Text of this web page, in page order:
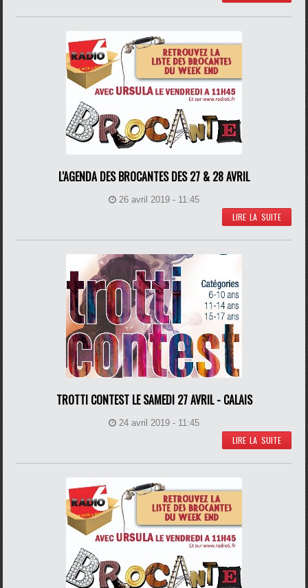
L'AGENDA DES BROCANTES DES 27 & 28 AVRIL
26 avril 2019 - 11:45
LIRE LA SUITE
TROTTI CONTEST LE SAMEDI 27 AVRIL - CALAIS
24 avril 2019 - 11:45
LIRE LA SUITE